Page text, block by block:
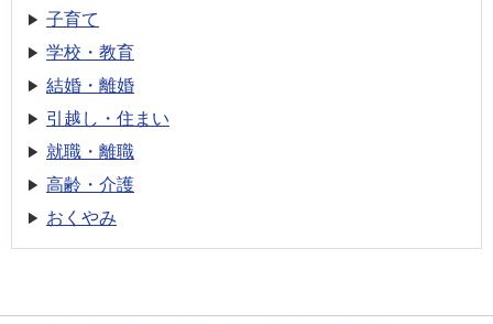
子育て
学校・教育
結婚・離婚
引越し・住まい
就職・離職
高齢・介護
おくやみ